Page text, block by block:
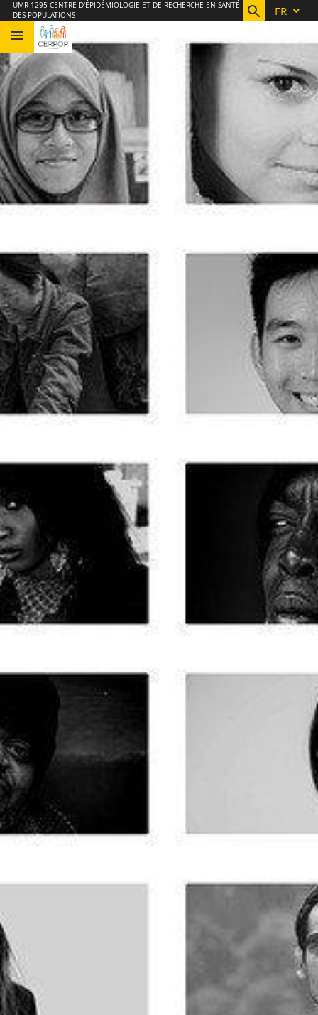
Aller
au
contenu
Navigation
Accès
directs
Connexion
UMR 1295 CENTRE D'ÉPIDÉMIOLOGIE ET DE RECHERCHE EN SANTÉ
DES POPULATIONS
FR